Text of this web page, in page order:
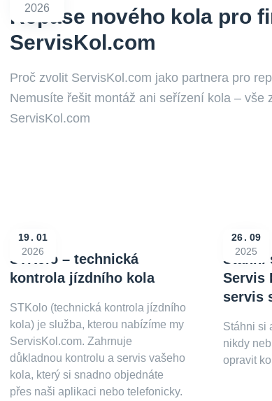
Repase nového kola pro
ServisKol.com
2026
Proč zvolit ServisKol.com jako partnera pro
Nemusíte řešit montáž ani seřízení kola – vše
ServisKol.com
STKolo – technická
kontrola jízdního kola
19
01
2026
STKolo (technická kontrola jízdního
kola) je služba, kterou nabízíme my
ServisKol.com. Zahrnuje
důkladnou kontrolu a servis vašeho
kola, který si snadno objednáte
přes naši aplikaci nebo telefonicky.
Stáhni
Servis
servis
26
09
2025
Stáhni si
nikdy
opravit